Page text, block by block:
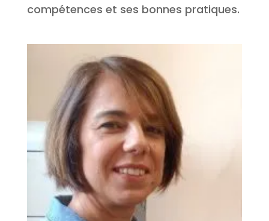
compétences et ses bonnes pratiques.